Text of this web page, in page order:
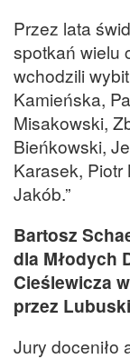
Przez lata
spotkań wielu
wchodzili
Kamieńska,
Misakowski,
Bieńkowski,
Karasek, Piotr
Jakób.”
Bartosz
dla Młodych
Cieślewicza
przez
Jury doceniło